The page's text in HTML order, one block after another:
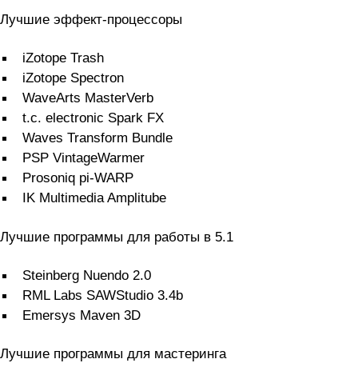
Лучшие эффект-процессоры
iZotope Trash
iZotope Spectron
WaveArts MasterVerb
t.c. electronic Spark FX
Waves Transform Bundle
PSP VintageWarmer
Prosoniq pi-WARP
IK Multimedia Amplitube
Лучшие программы для работы в 5.1
Steinberg Nuendo 2.0
RML Labs SAWStudio 3.4b
Emersys Maven 3D
Лучшие программы для мастеринга